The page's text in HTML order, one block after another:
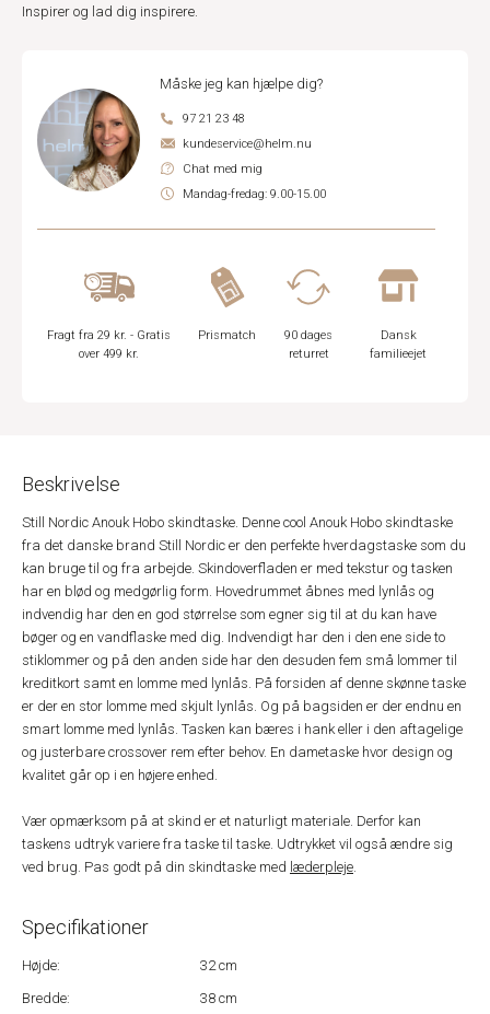
Inspirer og lad dig inspirere.
Måske jeg kan hjælpe dig?
97 21 23 48
kundeservice@helm.nu
Chat med mig
Mandag-fredag: 9.00-15.00
Fragt fra 29 kr. - Gratis
over 499 kr.
Prismatch
90 dages
returret
Dansk
familieejet
Beskrivelse
Still Nordic Anouk Hobo skindtaske. Denne cool Anouk Hobo skindtaske
fra det danske brand Still Nordic er den perfekte hverdagstaske som du
kan bruge til og fra arbejde. Skindoverfladen er med tekstur og tasken
har en blød og medgørlig form. Hovedrummet åbnes med lynlås og
indvendig har den en god størrelse som egner sig til at du kan have
bøger og en vandflaske med dig. Indvendigt har den i den ene side to
stiklommer og på den anden side har den desuden fem små lommer til
kreditkort samt en lomme med lynlås. På forsiden af denne skønne taske
er der en stor lomme med skjult lynlås. Og på bagsiden er der endnu en
smart lomme med lynlås. Tasken kan bæres i hank eller i den aftagelige
og justerbare crossover rem efter behov. En dametaske hvor design og
kvalitet går op i en højere enhed.
Vær opmærksom på at skind er et naturligt materiale. Derfor kan
taskens udtryk variere fra taske til taske. Udtrykket vil også ændre sig
ved brug. Pas godt på din skindtaske med læderpleje.
Specifikationer
Højde:
32 cm
Bredde:
38 cm